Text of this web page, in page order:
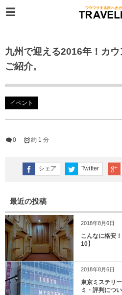
九州で迎える2016年！カ
ご紹介。
イベント
0 約 1 分
シェア Twitter
最近の投稿
2018年8月6日
こんなに格安
10】
2018年8月6日
東京ミステリ
ミ・評判につ